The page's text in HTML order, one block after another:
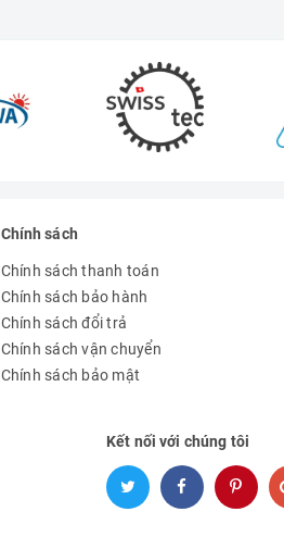
Chính sách
Chính sách thanh toán
Chính sách bảo hành
Chính sách đổi trả
Chính sách vận chuyển
Chính sách bảo mật
Kết nối với chúng tôi